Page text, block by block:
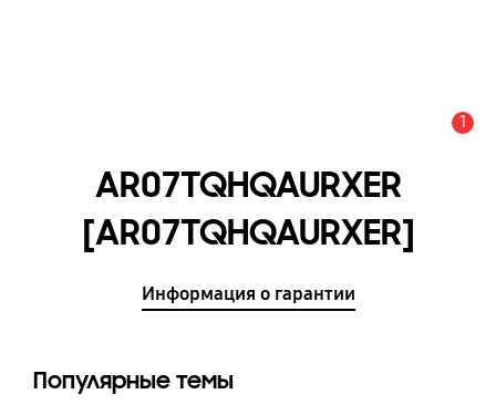
1
AR07TQHQAURXER
[AR07TQHQAURXER]
Информация о гарантии
Популярные темы